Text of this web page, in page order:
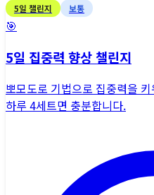
5일 챌린지 보통
🎯
5일 집중력 향상 챌린지
뽀모도로 기법으로 집중력을
하루 4세트면 충분합니다.